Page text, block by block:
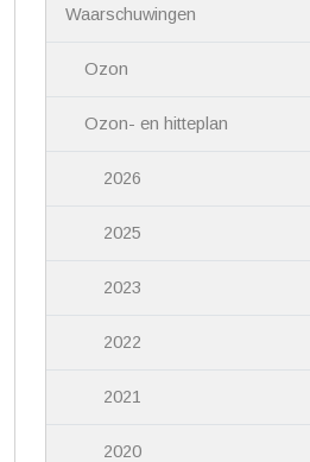
Waarschuwingen
Ozon
Ozon- en hitteplan
2026
2025
2023
2022
2021
2020